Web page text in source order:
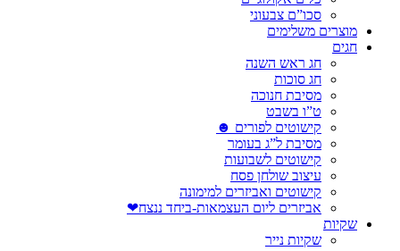
סכו”ם צבעוני
מוצרים משלימים
חגים
חג ראש השנה
חג סוכות
מסיבת חנוכה
ט”ו בשבט
קישוטים לפורים ☻
מסיבת ל”ג בעומר
קישוטים לשבועות
עיצוב שולחן פסח
קישוטים ואביזרים למימונה
אביזרים ליום העצמאות-ביחד ננצח❤
שקיות
שקיות נייר